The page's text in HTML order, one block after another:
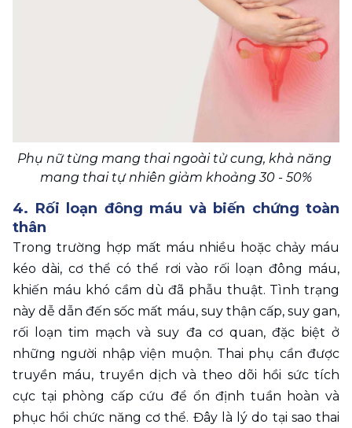
Phụ nữ từng mang thai ngoài tử cung, khả năng
mang thai tự nhiên giảm khoảng 30 - 50%
4. Rối loạn đông máu và biến chứng toàn
thân
Trong trường hợp mất máu nhiều hoặc chảy máu
kéo dài, cơ thể có thể rơi vào rối loạn đông máu,
khiến máu khó cầm dù đã phẫu thuật. Tình trạng
này dễ dẫn đến sốc mất máu, suy thận cấp, suy gan,
rối loạn tim mạch và suy đa cơ quan, đặc biệt ở
những người nhập viện muộn. Thai phụ cần được
truyền máu, truyền dịch và theo dõi hồi sức tích
cực tại phòng cấp cứu để ổn định tuần hoàn và
phục hồi chức năng cơ thể. Đây là lý do tại sao thai